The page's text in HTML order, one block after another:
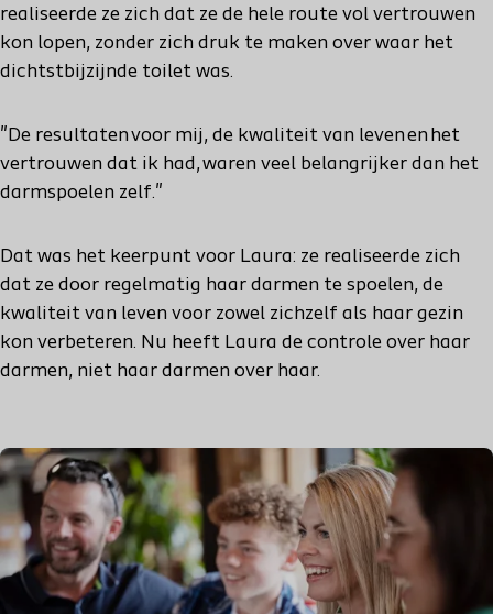
realiseerde ze zich dat ze de hele route vol vertrouwen
kon lopen, zonder zich druk te maken over waar het
dichtstbijzijnde toilet was.
"De resultaten voor mij, de kwaliteit van leven en het
vertrouwen dat ik had, waren veel belangrijker dan het
darmspoelen zelf."
Dat was het keerpunt voor Laura: ze realiseerde zich
dat ze door regelmatig haar darmen te spoelen, de
kwaliteit van leven voor zowel zichzelf als haar gezin
kon verbeteren. Nu heeft Laura de controle over haar
darmen, niet haar darmen over haar.